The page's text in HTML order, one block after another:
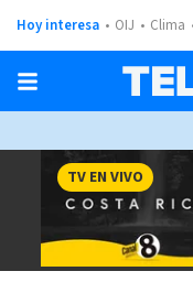
Hoy interesa OIJ Clima
TV EN VIVO